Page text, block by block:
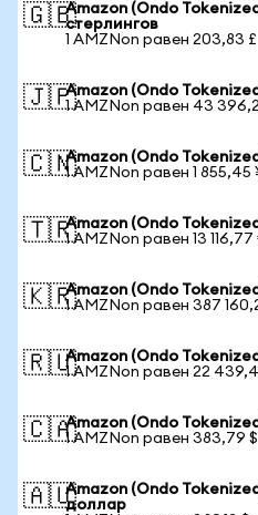
🇬🇧Amazon (Ondo
стерлингов
1 AMZNon равен 203,83 £
🇯🇵Amazon (Ondo
1 AMZNon равен 43
🇨🇳Amazon (Ondo
1 AMZNon равен 1 855,45
🇹🇷Amazon (Ondo
1 AMZNon равен 13 116,77
🇰🇷Amazon (Ondo
1 AMZNon равен 387
🇷🇺Amazon (Ondo
1 AMZNon равен 22
🇨🇦Amazon (Ondo
1 AMZNon равен 383,79 $
🇦🇺Amazon (Ondo
доллар